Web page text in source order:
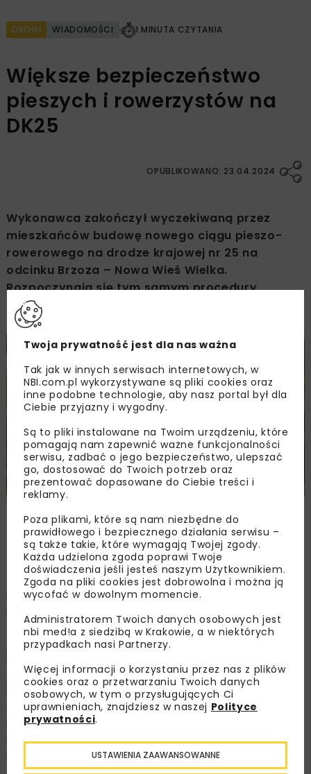
DROGI WIADOMOŚCI 1 MINUTA CZYTANIA
Większe bezpieczeństwo
pieszych i rowerzystów na
DK25
OPUBLIKOWANO: 23.04.2024
Wykonawca zakończył wyczekiwaną przez
mieszkańców budowę nowego ciągu pieszo-
rowerowego na drodze krajowej nr 25 na
odcinku Brzoza – Nowa Wieś Wielka.
Rozpoczynają się tym samym procedury
odbiorowe.
bydgoszcz/
To najdłuższa ścieżka wybudowana w ostatnich latach
na sieci dróg krajowych w zarządzie GDDKiA w
województwie kujawsko-pomorskim.
– Zakończona budowa w znacznym stopniu poprawi
bezpieczeństwo ruchu drogowego na drodze krajowej nr
25. To kolejny etap przebudowy układu DK25 w tym
rejonie. W 2020 roku zakończyliśmy remont odc. w m.
Chmielniki, a obecnie kończymy doświetlenia przejść dla
pieszych. Czekamy także, na wydanie decyzji ZRID aby
rozpocząć budowę obwodnicy Brzozy – powiedział
Sebastian Borowiak, Dyrektor GDDKiA w Bydgoszczy
Twoja prywatność jest dla nas ważna
Tak jak w innych serwisach internetowych, w
NBI.com.pl wykorzystywane są pliki cookies oraz
inne podobne technologie, aby nasz portal był dla
Ciebie przyjazny i wygodny.
Są to pliki instalowane na Twoim urządzeniu, które
pomagają nam zapewnić ważne funkcjonalności
serwisu, zadbać o jego bezpieczeństwo, ulepszać
go, dostosować do Twoich potrzeb oraz
prezentować dopasowane do Ciebie treści i
reklamy.
Poza plikami, które są nam niezbędne do
prawidłowego i bezpiecznego działania serwisu –
są także takie, które wymagają Twojej zgody.
Każda udzielona zgoda poprawi Twoje
doświadczenia jeśli jesteś naszym Użytkownikiem.
Zgoda na pliki cookies jest dobrowolna i można ją
wycofać w dowolnym momencie.
Administratorem Twoich danych osobowych jest
nbi med!a z siedzibą w Krakowie, a w niektórych
przypadkach nasi Partnerzy.
Więcej informacji o korzystaniu przez nas z plików
cookies oraz o przetwarzaniu Twoich danych
osobowych, w tym o przysługujących Ci
uprawnieniach, znajdziesz w naszej Polityce
prywatności.
USTAWIENIA ZAAWANSOWANNE